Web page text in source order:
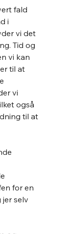
fald
i
vi det
Tid og
vi kan
til at
vi
også
til at
for en
selv